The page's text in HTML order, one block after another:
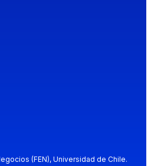
(FEN), Universidad de Chile.